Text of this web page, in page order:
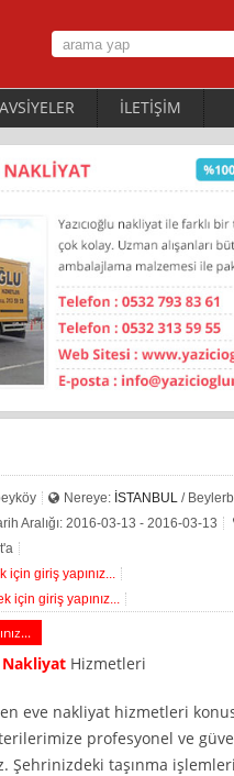
İLETİŞİM
Nereye: İSTANBUL/
Aralığı: 2016-03-13 - 2016-03-13
giriş yapınız...
için giriş yapınız...
NakliyatHizmetleri
eve nakliyat hizmetleri
profesyonel ve
Şehrinizdeki taşınma